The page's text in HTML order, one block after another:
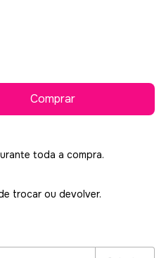
toda a compra.
trocar ou devolver.